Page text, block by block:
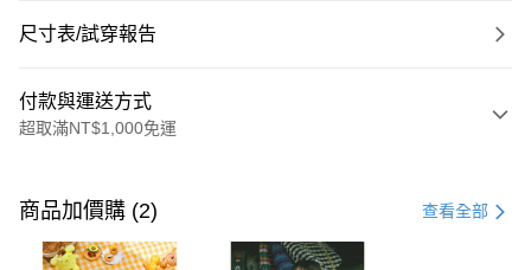
尺寸表/試穿報告
付款與運送方式
超取滿NT$1,000免運
信用卡一次付款
購物金
商品加價購 (2) 查看全部